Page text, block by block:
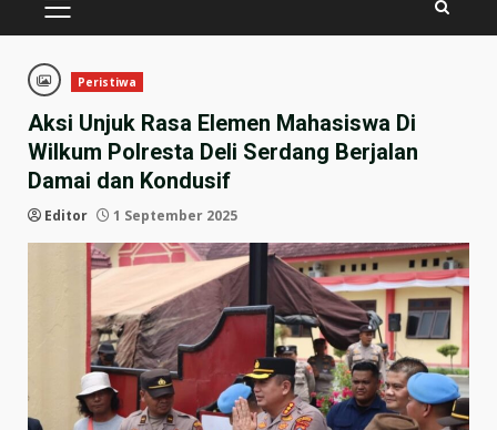
PRIMARY
Peristiwa
Aksi Unjuk Rasa Elemen Mahasiswa Di
Wilkum Polresta Deli Serdang Berjalan
Damai dan Kondusif
Editor 1 September 2025